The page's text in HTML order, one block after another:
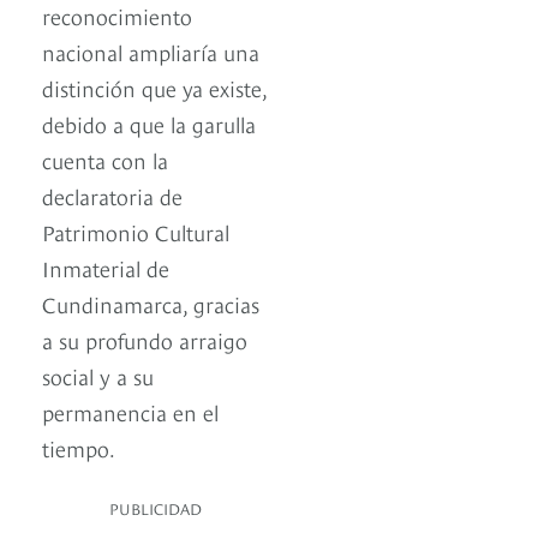
reconocimiento
nacional ampliaría una
distinción que ya existe,
debido a que la garulla
cuenta con la
declaratoria de
Patrimonio Cultural
Inmaterial de
Cundinamarca, gracias
a su profundo arraigo
social y a su
permanencia en el
tiempo.
PUBLICIDAD